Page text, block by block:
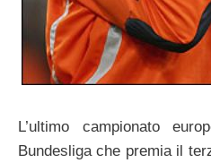
L’ultimo campionato
Bundesliga che premia il